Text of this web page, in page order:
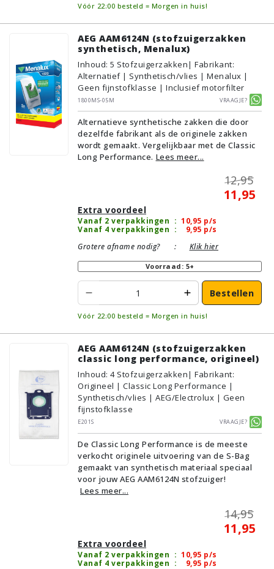
Vóór 22:00 besteld = Morgen in huis!
AEG AAM6124N (stofzuigerzakken
synthetisch, Menalux)
Inhoud: 5 Stofzuigerzakken| Fabrikant:
Alternatief | Synthetisch/vlies | Menalux |
Geen fijnstofklasse | Inclusief motorfilter
1800MS-05M
Vraagje?
Alternatieve synthetische zakken die door
dezelfde fabrikant als de originele zakken
wordt gemaakt. Vergelijkbaar met de Classic
Long Performance. Lees meer...
12,95
11,95
Extra voordeel
Vanaf 2 verpakkingen : 10,95 p/s
Vanaf 4 verpakkingen : 9,95 p/s
Grotere afname nodig?
: Klik hier
Voorraad: 5+
Bestellen
Vóór 22:00 besteld = Morgen in huis!
AEG AAM6124N (stofzuigerzakken
classic long performance, origineel)
Inhoud: 4 Stofzuigerzakken| Fabrikant:
Origineel | Classic Long Performance |
Synthetisch/vlies | AEG/Electrolux | Geen
fijnstofklasse
E201S
Vraagje?
De Classic Long Performance is de meeste
verkocht originele uitvoering van de S-Bag
gemaakt van synthetisch materiaal speciaal
voor jouw AEG AAM6124N stofzuiger!
Lees meer...
14,95
11,95
Extra voordeel
Vanaf 2 verpakkingen : 10,95 p/s
Vanaf 4 verpakkingen : 9,95 p/s